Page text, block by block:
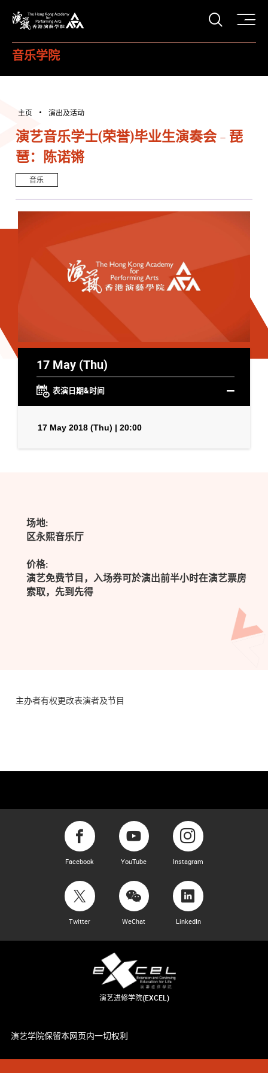
打开
音乐学院
主页 演出及活动
演艺音乐学士(荣誉)毕业生演奏会 - 琵
琶：陈诺锵
音乐
17 May (Thu)
表演日期&时间
17 May 2018 (Thu) | 20:00
场地:
区永熙音乐厅
价格:
演艺免费节目，入场券可於演出前半小时在演艺票房
索取，先到先得
主办者有权更改表演者及节目
Facebook YouTube Instagram
Twitter WeChat LinkedIn
演艺进修学院(EXCEL)
演艺学院保留本网页内一切权利